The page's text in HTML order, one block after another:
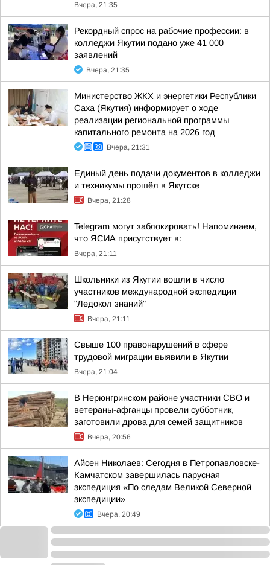
Вчера, 21:35
Рекордный спрос на рабочие профессии: в
колледжи Якутии подано уже 41 000
заявлений
Вчера, 21:35
Министерство ЖКХ и энергетики Республики
Саха (Якутия) информирует о ходе
реализации региональной программы
капитального ремонта на 2026 год
Вчера, 21:31
Единый день подачи документов в колледжи
и техникумы прошёл в Якутске
Вчера, 21:28
Telegram могут заблокировать! Напоминаем,
что ЯСИА присутствует в:
Вчера, 21:11
Школьники из Якутии вошли в число
участников международной экспедиции
"Ледокол знаний"
Вчера, 21:11
Свыше 100 правонарушений в сфере
трудовой миграции выявили в Якутии
Вчера, 21:04
В Нерюнгринском районе участники СВО и
ветераны-афганцы провели субботник,
заготовили дрова для семей защитников
Вчера, 20:56
Айсен Николаев: Сегодня в Петропавловске-
Камчатском завершилась парусная
экспедиция «По следам Великой Северной
экспедиции»
Вчера, 20:49